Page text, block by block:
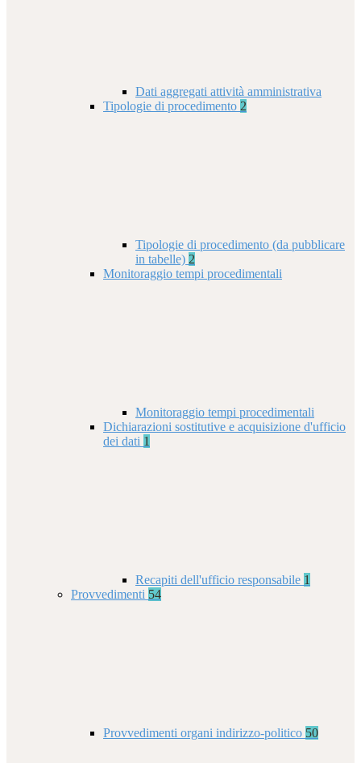
Dati aggregati attività amministrativa
Tipologie di procedimento 2
Tipologie di procedimento (da pubblicare
in tabelle) 2
Monitoraggio tempi procedimentali
Monitoraggio tempi procedimentali
Dichiarazioni sostitutive e acquisizione d'ufficio
dei dati 1
Recapiti dell'ufficio responsabile 1
Provvedimenti 54
Provvedimenti organi indirizzo-politico 50